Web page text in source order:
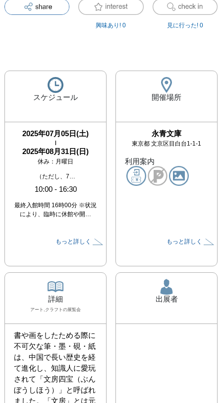
興味あり! 0 見に行った! 0
スケジュール
2025年07月05日(土)
|
2025年08月31日(日)
休み： 月曜日
（ただし、7…
10:00- 16:30
最終入館時間 16時00分 ※状況
により、臨時に休館や開…
もっと詳しく
開催場所
永青文庫
東京都 文京区目白台1-1-1
利用案内
もっと詳しく
詳細
アート,クラフト の展覧会
書や画をしたためる際に
不可欠な筆・墨・硯・紙
は、中国で長い歴史を経
て進化し、知識人に愛玩
されて「文房四宝（ぶん
ぼうしほう）」と呼ばれ
ました。「文房」とは元
出展者